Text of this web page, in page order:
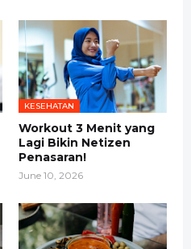
KESEHATAN
Workout 3 Menit yang
Lagi Bikin Netizen
Penasaran!
June 10, 2026